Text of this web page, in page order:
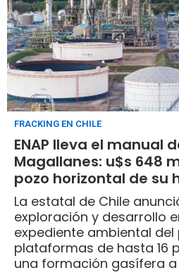
FRACKING EN CHILE
ENAP lleva el manual
Magallanes: u$s 648
pozo horizontal de su
La estatal de Chile
exploración y desarrollo
expediente ambiental
plataformas de hasta 16
una formación gasífera a